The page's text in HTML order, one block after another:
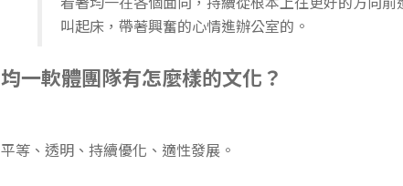
叫起床，帶著興奮的心情進辦公室的。
均一軟體團隊有怎麼樣的文化？
平等、透明、持續優化、適性發展。